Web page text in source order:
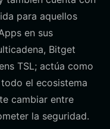
para aquellos
en sus
Bitget
TSL; actúa como
el ecosistema
cambiar entre
la seguridad.